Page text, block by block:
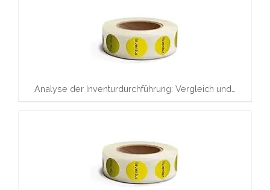
Analyse der Inventurdurchführung: Vergleich und…